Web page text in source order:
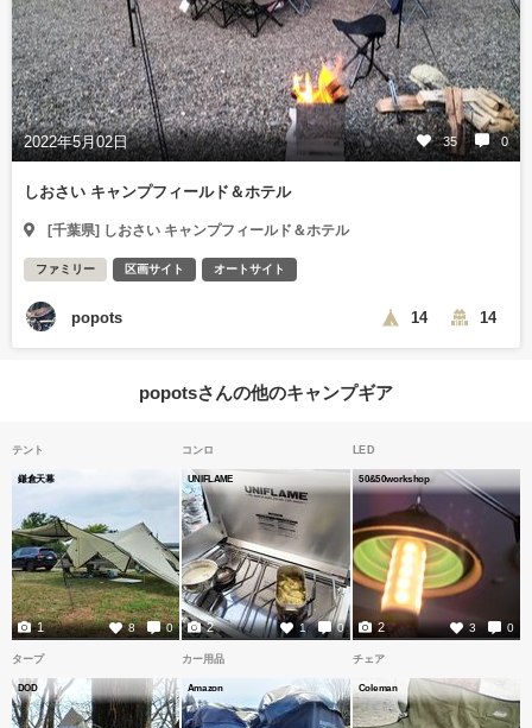
2022年5月02日 35 0
しおさい キャンプフィールド＆ホテル
[千葉県] しおさい キャンプフィールド＆ホテル
ファミリー 区画サイト オートサイト
popots 14 14
popotsさんの他のキャンプギア
テント
鎌倉天幕
8 0
1
コンロ
UNIFLAME
1 0
2
LED
50&50workshop
3 0
2
タープ
DOD
カー用品
Amazon
チェア
Coleman